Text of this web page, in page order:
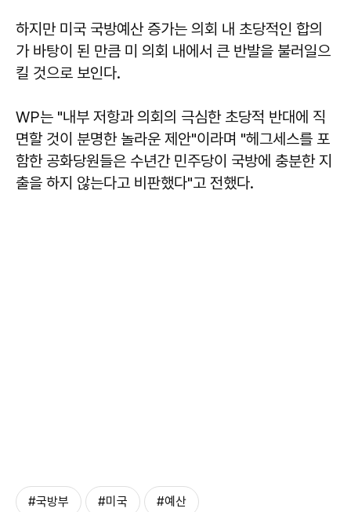
하지만 미국 국방예산 증가는 의회 내 초당적인 합의
가 바탕이 된 만큼 미 의회 내에서 큰 반발을 불러일으
킬 것으로 보인다.
WP는 "내부 저항과 의회의 극심한 초당적 반대에 직
면할 것이 분명한 놀라운 제안"이라며 "헤그세스를 포
함한 공화당원들은 수년간 민주당이 국방에 충분한 지
출을 하지 않는다고 비판했다"고 전했다.
#국방부 #미국 #예산